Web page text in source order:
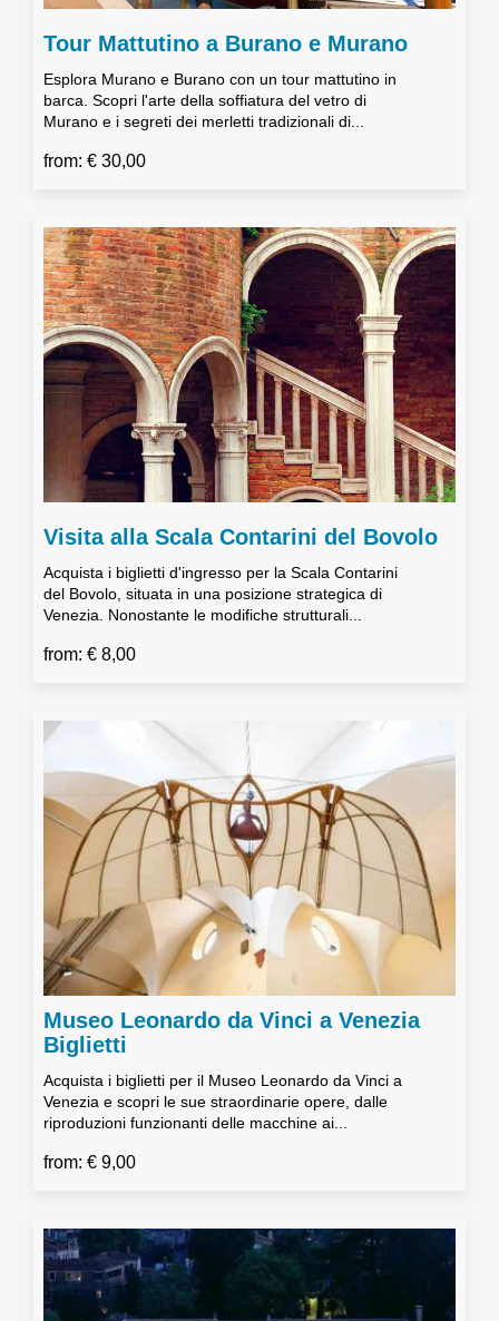
Tour Mattutino a Burano e Murano
Esplora Murano e Burano con un tour mattutino in
barca. Scopri l'arte della soffiatura del vetro di
Murano e i segreti dei merletti tradizionali di...
from: € 30,00
Visita alla Scala Contarini del Bovolo
Acquista i biglietti d'ingresso per la Scala Contarini
del Bovolo, situata in una posizione strategica di
Venezia. Nonostante le modifiche strutturali...
from: € 8,00
Museo Leonardo da Vinci a Venezia
Biglietti
Acquista i biglietti per il Museo Leonardo da Vinci a
Venezia e scopri le sue straordinarie opere, dalle
riproduzioni funzionanti delle macchine ai...
from: € 9,00